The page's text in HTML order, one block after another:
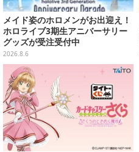
メイド姿のホロメンがお出迎え！
ホロライブ3期生アニバーサリー
グッズが受注受付中
2026.8.6